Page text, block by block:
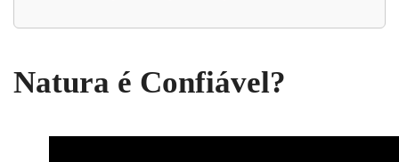
Natura é Confiável?